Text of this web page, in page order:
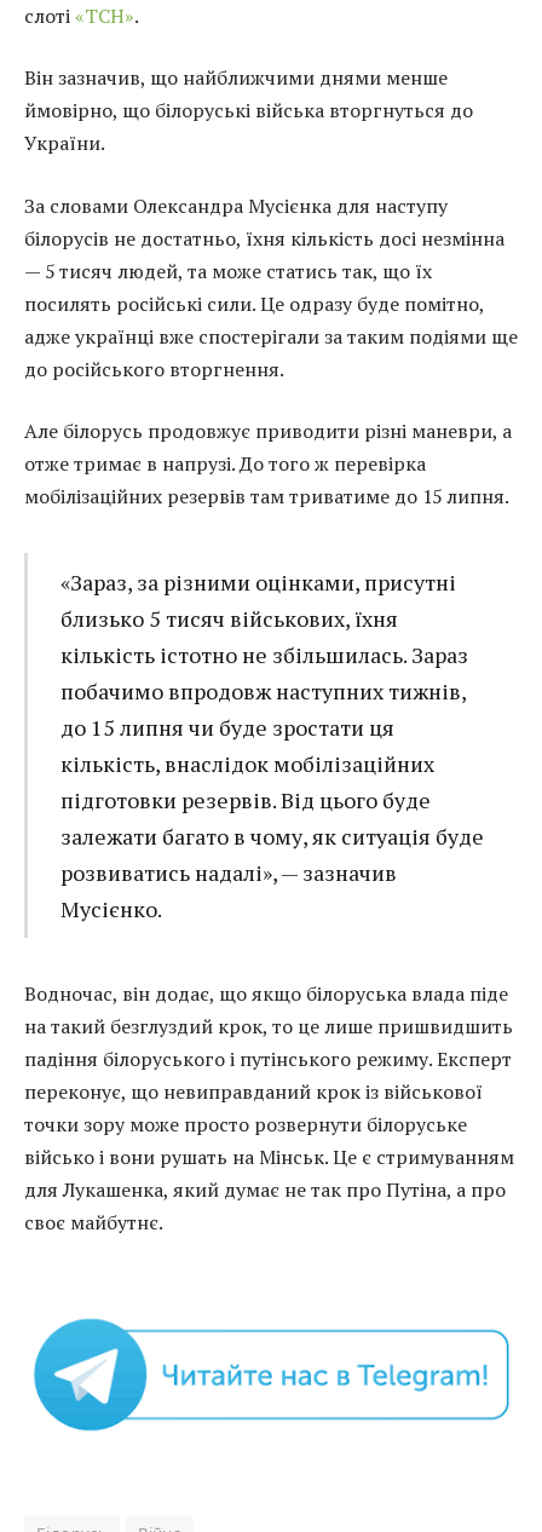
слоті«ТСН».
Він зазначив, що найближчими днями менше
ймовірно, що білоруські війська вторгнуться до
України.
За словами Олександра Мусієнка для наступу
білорусів не достатньо, їхня кількість досі незмінна
— 5 тисяч людей, та може статись так, що їх
посилять російські сили. Це одразу буде помітно,
адже українці вже спостерігали за таким подіями ще
до російського вторгнення.
Але білорусь продовжує приводити різні маневри, а
отже тримає в напрузі. До того ж перевірка
мобілізаційних резервів там триватиме до 15 липня.
«Зараз, за різними оцінками, присутні
близько 5 тисяч військових, їхня
кількість істотно не збільшилась. Зараз
побачимо впродовж наступних тижнів,
до 15 липня чи буде зростати ця
кількість, внаслідок мобілізаційних
підготовки резервів. Від цього буде
залежати багато в чому, як ситуація буде
розвиватись надалі», — зазначив
Мусієнко.
Водночас, він додає, що якщо білоруська влада піде
на такий безглуздий крок, то це лише пришвидшить
падіння білоруського і путінського режиму. Експерт
переконує, що невиправданий крок із військової
точки зору може просто розвернути білоруське
військо і вони рушать на Мінськ. Це є стримуванням
для Лукашенка, який думає не так про Путіна, а про
своє майбутнє.